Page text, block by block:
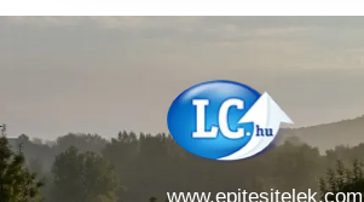
www.epitesitelek.com